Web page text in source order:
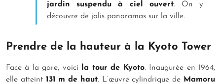
jardin suspendu à ciel ouvert. On y
découvre de jolis panoramas sur la ville.
Prendre de la hauteur à la Kyoto Tower
Face à la gare, voici la tour de Kyoto. Inaugurée en 1964,
elle atteint 131 m de haut. L’œuvre cylindrique de Mamoru